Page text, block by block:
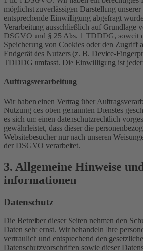
möglichst zuverlässigen Darstellung
entsprechende Einwilligung abgefragt
Verarbeitung ausschließlich auf Grundlage
DSGVO und § 25 Abs. 1 TDDDG, soweit
Speicherung von Cookies oder den Zugriff
Endgerät des Nutzers (z. B. Device-
TDDDG umfasst. Die Einwilligung ist
Auftragsverarbeitung
Wir haben einen Vertrag über
Nutzung des oben genannten Dienstes
es sich um einen datenschutzrechtlich
gewährleistet, dass dieser die
Websitebesucher nur nach unseren
der DSGVO verarbeitet.
3. Allgemeine Hinweise
informationen
Datenschutz
Die Betreiber dieser Seiten nehmen den
Daten sehr ernst. Wir behandeln Ihre
vertraulich und entsprechend den
Datenschutzvorschriften sowie dieser